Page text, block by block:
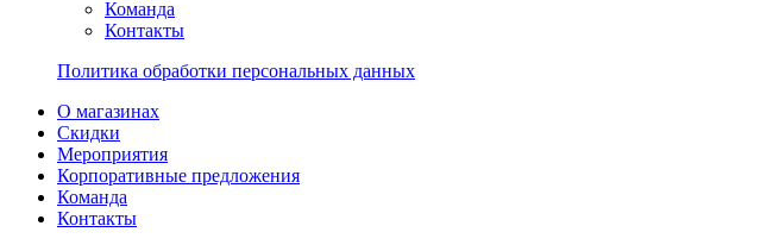
Команда
Контакты
Политика обработки персональных данных
О магазинах
Скидки
Мероприятия
Корпоративные предложения
Команда
Контакты